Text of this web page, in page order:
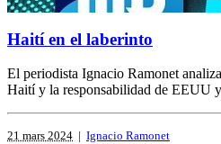
Haití en el laberinto
El periodista Ignacio Ramonet
Haití y la responsabilidad de EEUU
21 mars 2024 | Ignacio Ramonet